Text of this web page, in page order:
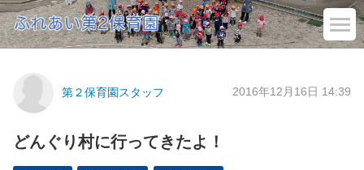
第２保育園スタッフ 2016年12月16日 14:39
どんぐり村に行ってきたよ！